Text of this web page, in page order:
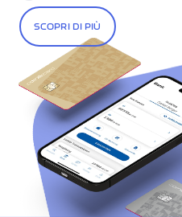
SCOPRI DI PIÙ